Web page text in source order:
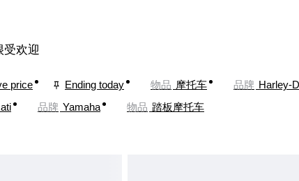
受欢迎
price Ending today 物品 摩托车 品牌 Harley-
品牌 Yamaha 物品 踏板摩托车